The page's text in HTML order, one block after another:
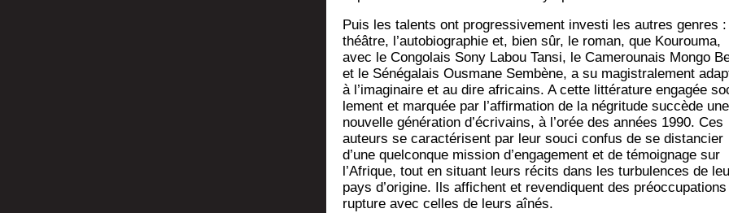
Puis les talents ont pro­gres­si­ve­ment inves­ti les autres genres
théâtre, l’autobiographie et, bien sûr, le roman, que Kou­rou­ma,
avec le Congo­lais Sony Labou Tan­si, le Came­rou­nais Mon­go
et le Séné­ga­lais Ous­mane Sem­bène, a su magis­tra­le­ment
à l’imaginaire et au dire afri­cains. A cette lit­té­ra­ture enga­gée
le­ment et mar­quée par l’affirmation de la négri­tude suc­cède une
nou­velle géné­ra­tion d’écrivains, à l’orée des années 1990. Ces
auteurs se carac­té­risent par leur sou­ci confus de se dis­tan­cier
d’une quel­conque mis­sion d’engagement et de témoi­gnage sur
l’Afrique, tout en situant leurs récits dans les tur­bu­lences de
pays d’origine. Ils affichent et reven­diquent des pré­oc­cu­pa­tions
rup­ture avec celles de leurs aînés.